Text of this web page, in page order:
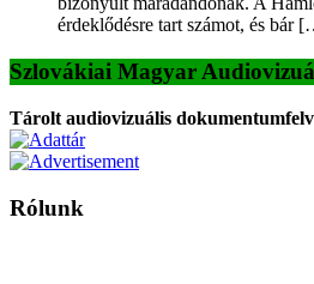
érdeklődésre tart számot, és bár
Szlovákiai Magyar
Tárolt audiovizuális
Rólunk